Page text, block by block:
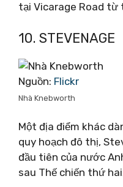
tại Vicarage Road từ
10. STEVENAGE
Nguồn: Flickr
Nhà Knebworth
Một địa điểm khác
quy hoạch đô thị,
đầu tiên của nước
sau Thế chiến thứ